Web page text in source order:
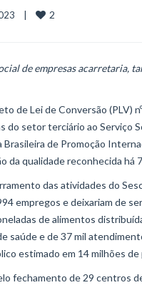
|
2
de empresas acarretaria,
de Lei de Conversão (PLV)
setor terciário ao Serviço
Brasileira de Promoção
da qualidade reconhecida há
das atividades do
empregos e deixariam de
de alimentos
saúde e de 37 mil
estimado em 14 milhões de
fechamento de 29 centros